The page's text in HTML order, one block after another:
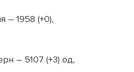
– 1958 (+0),
– 5107 (+3) од,